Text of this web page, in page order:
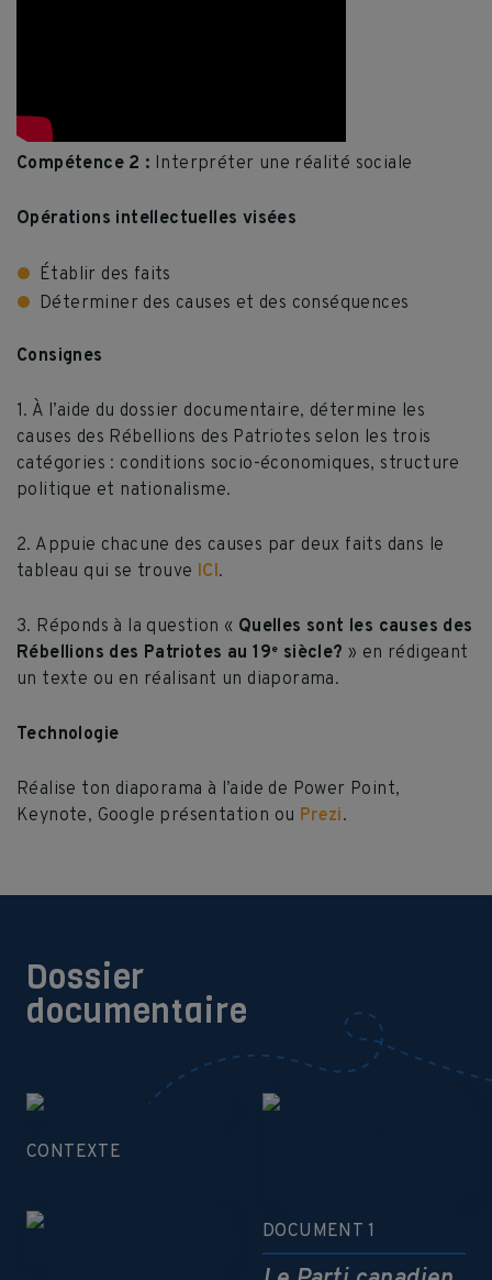
Compétence 2 : Interpréter une réalité sociale
Opérations intellectuelles visées
Établir des faits
Déterminer des causes et des conséquences
Consignes
1. À l’aide du dossier documentaire, détermine les
causes des Rébellions des Patriotes selon les trois
catégories : conditions socio-économiques, structure
politique et nationalisme.
2. Appuie chacune des causes par deux faits dans le
tableau qui se trouve ICI.
3. Réponds à la question « Quelles sont les causes des
Rébellions des Patriotes au 19e siècle? » en rédigeant
un texte ou en réalisant un diaporama.
Technologie
Réalise ton diaporama à l’aide de Power Point,
Keynote, Google présentation ou Prezi.
Dossier
documentaire
CONTEXTE
DOCUMENT 1